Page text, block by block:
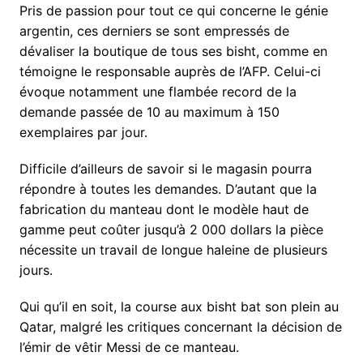
Pris de passion pour tout ce qui concerne le génie
argentin, ces derniers se sont empressés de
dévaliser la boutique de tous ses bisht, comme en
témoigne le responsable auprès de l’AFP. Celui-ci
évoque notamment une flambée record de la
demande passée de 10 au maximum à 150
exemplaires par jour.
Difficile d’ailleurs de savoir si le magasin pourra
répondre à toutes les demandes. D’autant que la
fabrication du manteau dont le modèle haut de
gamme peut coûter jusqu’à 2 000 dollars la pièce
nécessite un travail de longue haleine de plusieurs
jours.
Qui qu’il en soit, la course aux bisht bat son plein au
Qatar, malgré les critiques concernant la décision de
l’émir de vêtir Messi de ce manteau.